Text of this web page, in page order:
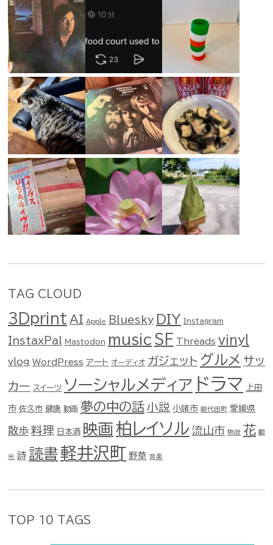
TAG CLOUD
3Dprint AI Apple Bluesky DIY Instagram
InstaxPal Mastodon music SF Threads vinyl
vlog WordPress アート オーディオ ガジェット グルメ サッ
カー スイーツ ソーシャルメディア ドラマ 上田
市 佐久市 健康 動画 夢の中の話 小説 小諸市 御代田町 愛媛県
散歩 料理 日本酒 映画 柏レイソル 流山市 物欲 花 観
光 詩 読書軽井沢町 野草 音楽
TOP 10 TAGS